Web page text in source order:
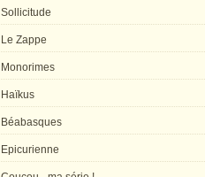
Sollicitude
Le Zappe
Monorimes
Haïkus
Béabasques
Epicurienne